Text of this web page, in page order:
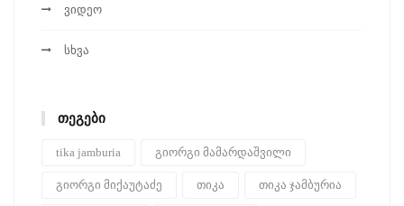
ვიდეო
სხვა
ᲗᲔᲒᲔᲑᲘ
tika jamburia გიორგი მამარდაშვილი
გიორგი მიქაუტაძე თიკა თიკა ჯამბურია